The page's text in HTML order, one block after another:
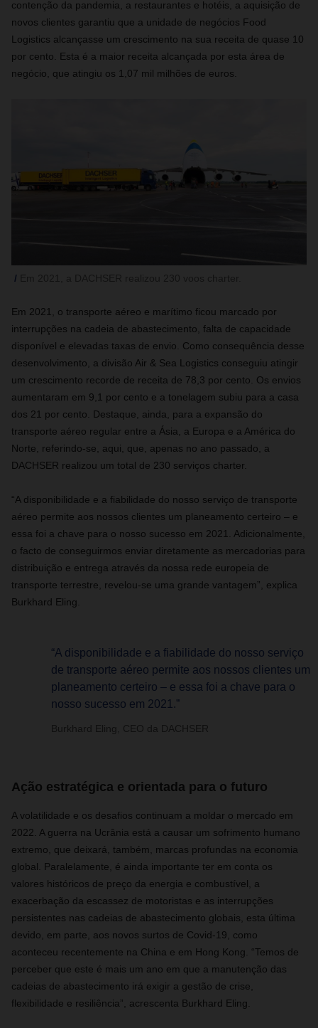
contenção da pandemia, a restaurantes e hotéis, a aquisição de
novos clientes garantiu que a unidade de negócios Food
Logistics alcançasse um crescimento na sua receita de quase 10
por cento. Esta é a maior receita alcançada por esta área de
negócio, que atingiu os 1,07 mil milhões de euros.
Em 2021, o transporte aéreo e marítimo ficou marcado por
interrupções na cadeia de abastecimento, falta de capacidade
disponível e elevadas taxas de envio. Como consequência desse
desenvolvimento, a divisão Air & Sea Logistics conseguiu atingir
um crescimento recorde de receita de 78,3 por cento. Os envios
aumentaram em 9,1 por cento e a tonelagem subiu para a casa
dos 21 por cento. Destaque, ainda, para a expansão do
transporte aéreo regular entre a Ásia, a Europa e a América do
Norte, referindo-se, aqui, que, apenas no ano passado, a
DACHSER realizou um total de 230 serviços charter.
“A disponibilidade e a fiabilidade do nosso serviço de transporte
aéreo permite aos nossos clientes um planeamento certeiro – e
essa foi a chave para o nosso sucesso em 2021. Adicionalmente,
o facto de conseguirmos enviar diretamente as mercadorias para
distribuição e entrega através da nossa rede europeia de
transporte terrestre, revelou-se uma grande vantagem”, explica
Burkhard Eling.
“A disponibilidade e a fiabilidade do nosso serviço
de transporte aéreo permite aos nossos clientes um
planeamento certeiro – e essa foi a chave para o
nosso sucesso em 2021.”
Burkhard Eling, CEO da DACHSER
Ação estratégica e orientada para o futuro
A volatilidade e os desafios continuam a moldar o mercado em
2022. A guerra na Ucrânia está a causar um sofrimento humano
extremo, que deixará, também, marcas profundas na economia
global. Paralelamente, é ainda importante ter em conta os
valores históricos de preço da energia e combustível, a
exacerbação da escassez de motoristas e as interrupções
persistentes nas cadeias de abastecimento globais, esta última
devido, em parte, aos novos surtos de Covid-19, como
aconteceu recentemente na China e em Hong Kong. “Temos de
perceber que este é mais um ano em que a manutenção das
cadeias de abastecimento irá exigir a gestão de crise,
flexibilidade e resiliência”, acrescenta Burkhard Eling.